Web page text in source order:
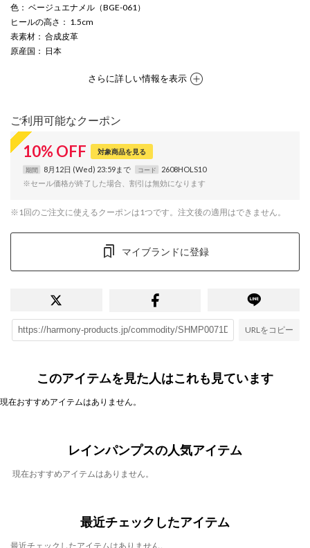
色 ： ベージュエナメル（BGE-061）
ヒールの高さ ： 1.5cm
表素材 ： 合成皮革
原産国 ： 日本
さらに詳しい情報を表示
ご利用可能なクーポン
10% OFF 対象商品を見る
期間 8月12日 (Wed) 23:59まで コード
2608HOLS10
※セール価格が終了した場合、割引は無効になります
※1回のご注文に使えるクーポンは1つです。注文後の適用はできません。
マイブランドに登録
URLをコピー
このアイテムを見た人はこれも見ています
現在おすすめアイテムはありません。
レインパンプスの人気アイテム
現在おすすめアイテムはありません。
最近チェックしたアイテム
最近チェックしたアイテムはありません。